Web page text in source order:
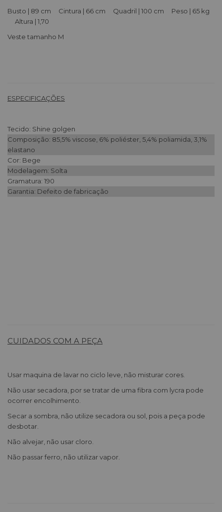
Busto | 89 cm Cintura | 66 cm Quadril | 100 cm Peso | 65 kg
Altura | 1,70
Veste tamanho M
ESPECIFICAÇÕES
Tecido: Shine golgen
Composição: 85,5% viscose, 6% poliéster, 5,4% poliamida, 3,1%
elastano
Cor: Bege
Modelagem: Solta
Gramatura: 190
Garantia: Defeito de fabricação
CUIDADOS COM A PEÇA
Usar maquina de lavar no ciclo leve, não misturar cores.
Não usar secadora, por se tratar de uma fibra com lycra pode
ocorrer encolhimento.
Secar a sombra, não utilize secadora ou sol, pois a peça pode
desbotar.
Não alvejar, não usar cloro.
Não passar ferro, não utilizar vapor.